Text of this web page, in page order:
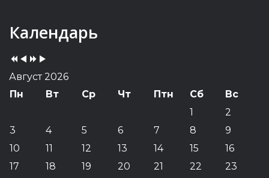
Календарь
Previous
Year
Previous
Month
YearMonth
Август 2026
Пн
Вт Ср Чт Птн Сб
Вс
1
2
3
4 5 6 7 8
9
10
11 12 13 14 15
16
17
18 19 20 21 22
23